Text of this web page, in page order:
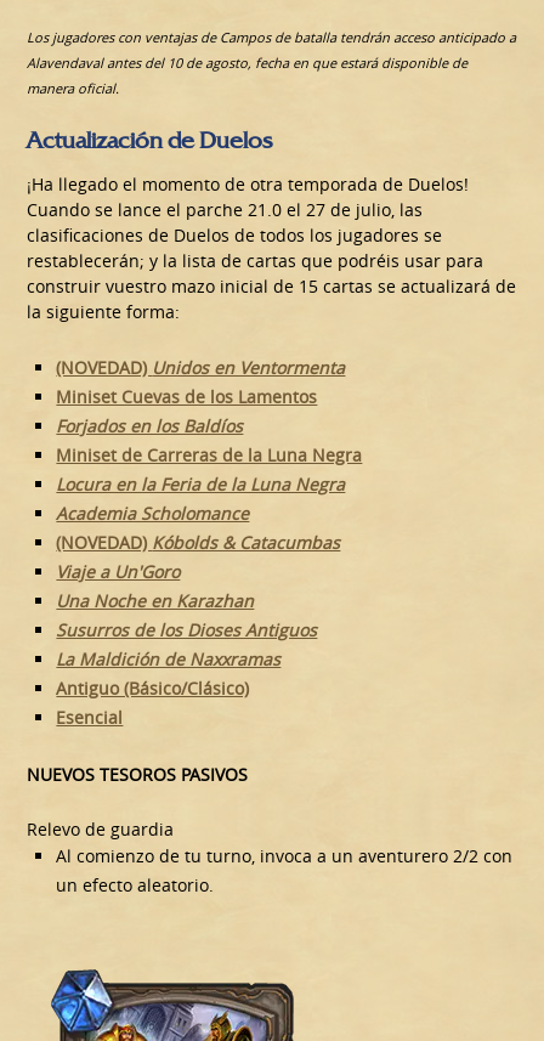
Los jugadores con ventajas de Campos de batalla tendrán acceso anticipado a
Alavendaval antes del 10 de agosto, fecha en que estará disponible de
manera oficial.
Actualización de Duelos
¡Ha llegado el momento de otra temporada de Duelos!
Cuando se lance el parche 21.0 el 27 de julio, las
clasificaciones de Duelos de todos los jugadores se
restablecerán; y la lista de cartas que podréis usar para
construir vuestro mazo inicial de 15 cartas se actualizará de
la siguiente forma:
(NOVEDAD) Unidos en Ventormenta
Miniset Cuevas de los Lamentos
Forjados en los Baldíos
Miniset de Carreras de la Luna Negra
Locura en la Feria de la Luna Negra
Academia Scholomance
(NOVEDAD) Kóbolds & Catacumbas
Viaje a Un'Goro
Una Noche en Karazhan
Susurros de los Dioses Antiguos
La Maldición de Naxxramas
Antiguo (Básico/Clásico)
Esencial
NUEVOS TESOROS PASIVOS
Relevo de guardia
Al comienzo de tu turno, invoca a un aventurero 2/2 con
un efecto aleatorio.